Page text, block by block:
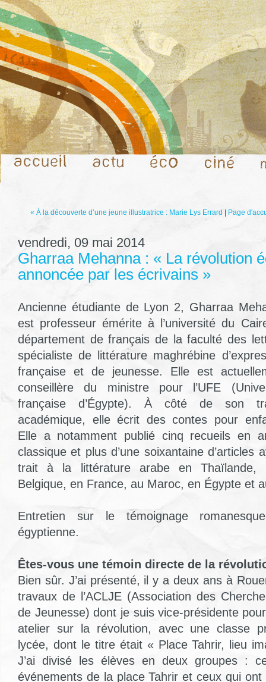
« À la découverte d’une jeune illustratrice : Marie Lys Errard Page
vendredi, 09 mai 2014
Gharraa Mehanna : « La révolution
annoncée par les écrivains »
Ancienne étudiante de Lyon 2, Gharraa
est professeur émérite à l’université du
département de français de la faculté des
spécialiste de littérature maghrébine
française et de jeunesse. Elle est
conseillère du ministre pour l’UFE
française d’Égypte). À côté de son
académique, elle écrit des contes pour
Elle a notamment publié cinq recueils en
classique et plus d’une soixantaine d’articles
trait à la littérature arabe en Thaïlande,
Belgique, en France, au Maroc, en Égypte et
Entretien sur le témoignage
égyptienne.
Êtes-vous une témoin directe de la
Bien sûr. J’ai présenté, il y a deux ans à
travaux de l’ACLJE (Association des
de Jeunesse) dont je suis vice-présidente
atelier sur la révolution, avec une classe
lycée, dont le titre était « Place Tahrir, lieu
J’ai divisé les élèves en deux groupes :
événements de la place Tahrir et ceux qui